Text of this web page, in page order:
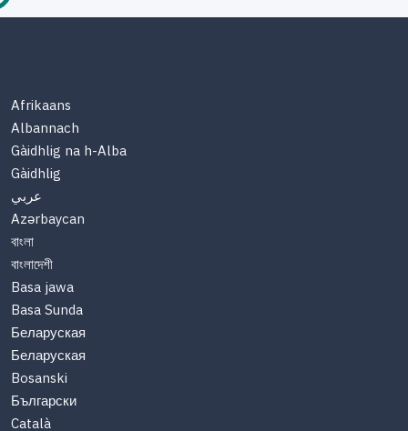
Afrikaans
Albannach
Gàidhlig na h-Alba
Gàidhlig
عربي
Azərbaycan
বাংলা
বাংলাদেশী
Basa jawa
Basa Sunda
Беларуская
Беларуская
Bosanski
Български
Català